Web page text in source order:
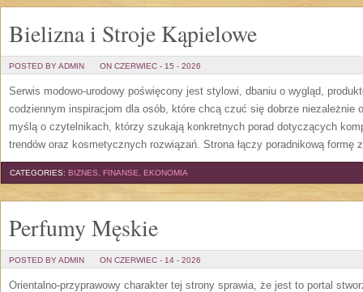
Bielizna i Stroje Kąpielowe
POSTED BY ADMIN ON CZERWIEC - 15 - 2026
Serwis modowo-urodowy poświęcony jest stylowi, dbaniu o wygląd,
codziennym inspiracjom dla osób, które chcą czuć się dobrze niezależnie
myślą o czytelnikach, którzy szukają konkretnych porad dotyczących
trendów oraz kosmetycznych rozwiązań. Strona łączy poradnikową formę z
CATEGORIES: BIZNES, FINANSE, EKONOMIA
Perfumy Męskie
POSTED BY ADMIN ON CZERWIEC - 14 - 2026
Orientalno-przyprawowy charakter tej strony sprawia, że jest to portal